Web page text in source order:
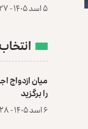
۵ اسد ۱۴۰۵ - ۲۷ جولای ۲۰۲۶
میان ازدواج
را برگزید
۶ اسد ۱۴۰۵ - ۲۸ جولای ۲۰۲۶